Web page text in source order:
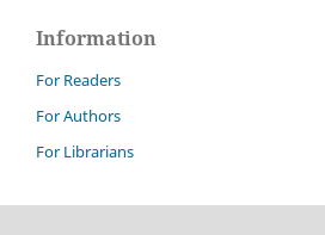
Information
For Readers
For Authors
For Librarians